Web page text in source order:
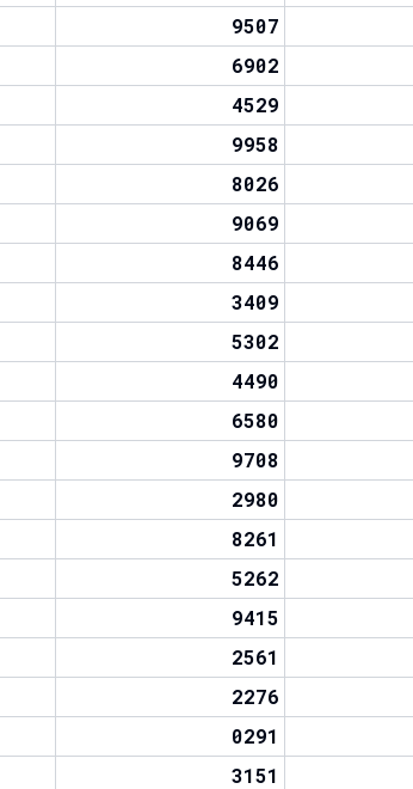
9507
6902
4529
9958
8026
9069
8446
3409
5302
4490
6580
9708
2980
8261
5262
9415
2561
2276
0291
3151